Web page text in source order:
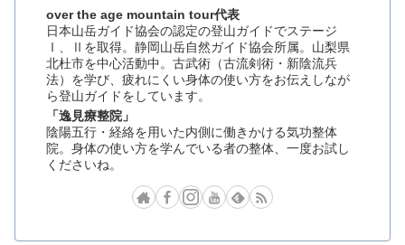
over the age mountain tour代表
日本山岳ガイド協会の認定の登山ガイドでステージ
Ⅰ、Ⅱを取得。静岡山岳自然ガイド協会所属。山梨県
北杜市を中心活動中。古武術（古流剣術・新陰流兵
法）を学び、疲れにくい身体の使い方をお伝えしなが
ら登山ガイドをしています。
「逸見療整院」
陰陽五行・経絡を用いた内側に働きかける気功整体
院。身体の使い方を学んでいる者の整体、一度お試し
くださいね。